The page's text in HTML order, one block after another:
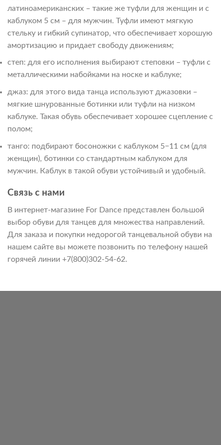
латиноамериканских – такие же туфли для женщин и с
каблуком 5 см – для мужчин. Туфли имеют мягкую
стельку и гибкий супинатор, что обеспечивает хорошую
амортизацию и придает свободу движениям;
степ: для его исполнения выбирают степовки – туфли с
металлическими набойками на носке и каблуке;
джаз: для этого вида танца используют джазовки –
мягкие шнурованные ботинки или туфли на низком
каблуке. Такая обувь обеспечивает хорошее сцепление с
полом;
танго: подбирают босоножки с каблуком 5−11 см (для
женщин), ботинки со стандартным каблуком для
мужчин. Каблук в такой обуви устойчивый и удобный.
Связь с нами
В интернет-магазине For Dance представлен большой
выбор обуви для танцев для множества направлений.
Для заказа и покупки недорогой танцевальной обуви на
нашем сайте вы можете позвонить по телефону нашей
горячей линии +7(800)302-54-62.